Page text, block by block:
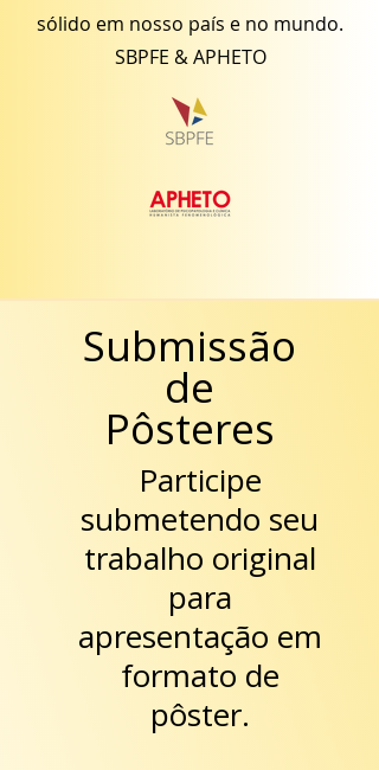
sólido em nosso país e no mundo.
SBPFE & APHETO
Submissão
de
Pôsteres
Participe
submetendo seu
trabalho original
para
apresentação em
formato de
pôster.